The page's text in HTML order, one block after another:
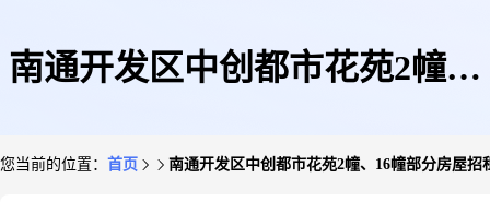
南通开发区中创都市花苑2幢、
您当前的位置： 首页 南通开发区中创都市花苑2幢、16幢部分房屋招